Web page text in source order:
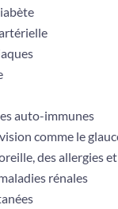
auto-immunes
comme le
des allergies et
rénales